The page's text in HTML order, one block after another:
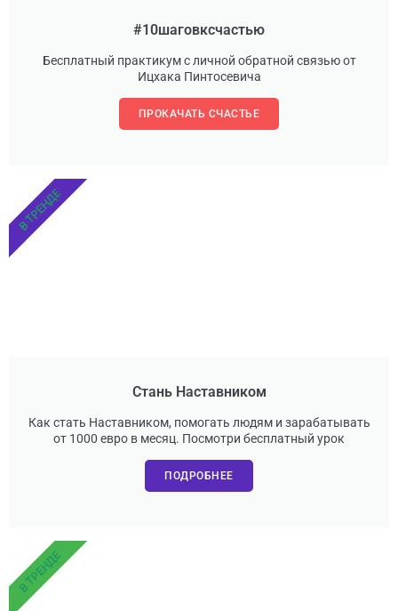
#10шаговксчастью
Бесплатный практикум с личной обратной связью от
Ицхака Пинтосевича
ПРОКАЧАТЬ СЧАСТЬЕ
Стань Наставником
Как стать Наставником, помогать людям и зарабатывать
от 1000 евро в месяц. Посмотри бесплатный урок
ПОДРОБНЕЕ
В ТРЕНДЕ
В ТРЕНДЕ